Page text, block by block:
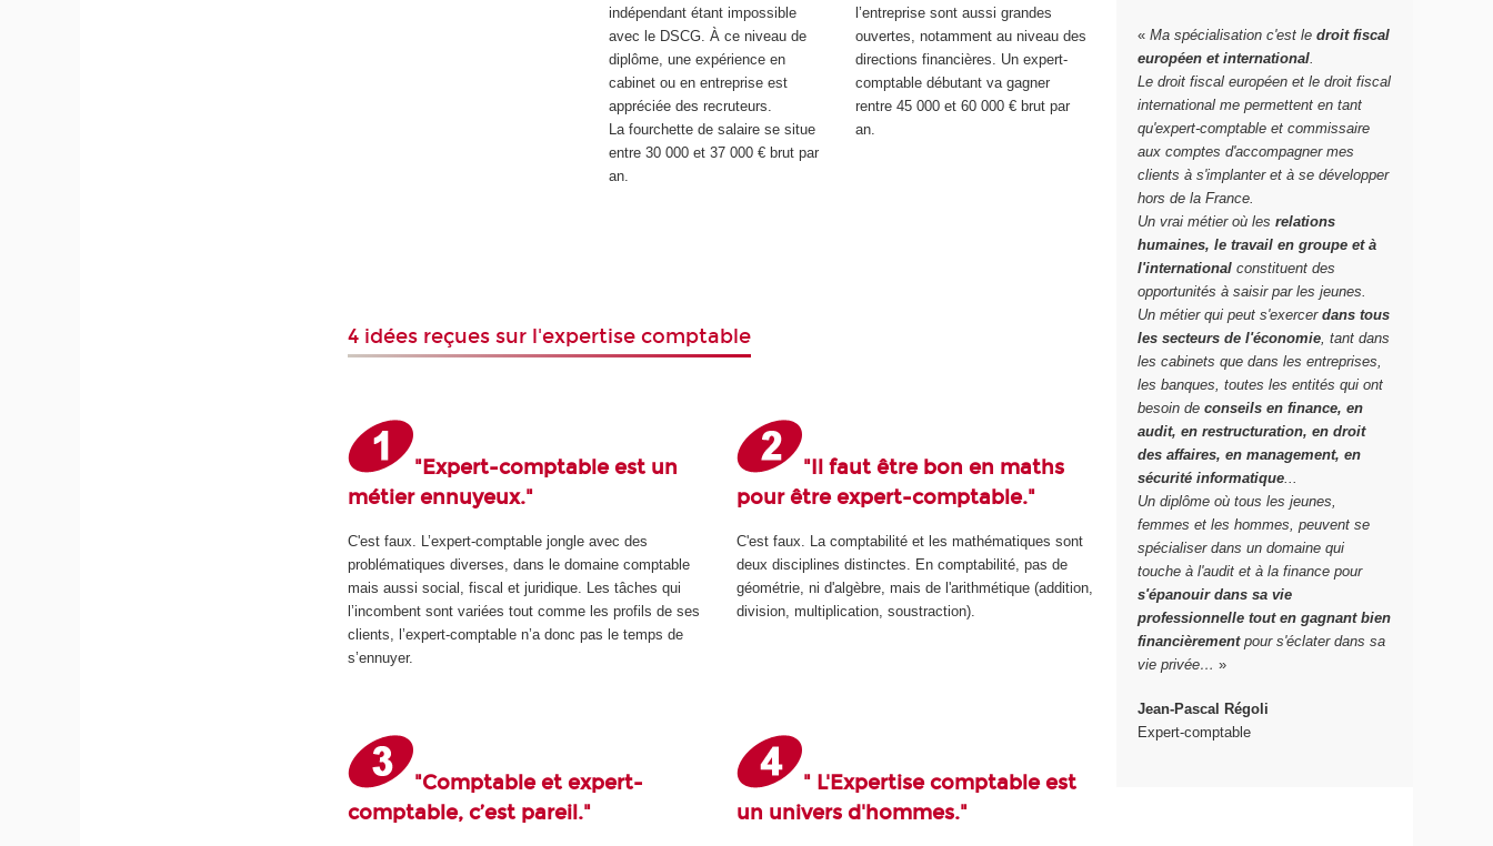
indépendant étant impossible
avec le DSCG. À ce niveau de
diplôme, une expérience en
cabinet ou en entreprise est
appréciée des recruteurs.
La fourchette de salaire se situe
entre 30 000 et 37 000 € brut par
an.
l’entreprise sont aussi grandes
ouvertes, notamment au niveau des
directions financières. Un expert-
comptable débutant va gagner
rentre 45 000 et 60 000 € brut par
an.
4 idées reçues sur l'expertise comptable
"Expert-comptable est un
métier ennuyeux."
C'est faux. L’expert-comptable jongle avec des
problématiques diverses, dans le domaine comptable
mais aussi social, fiscal et juridique. Les tâches qui
l’incombent sont variées tout comme les profils de ses
clients, l’expert-comptable n’a donc pas le temps de
s’ennuyer.
"Il faut être bon en maths
pour être expert-comptable."
C'est faux. La comptabilité et les mathématiques sont
deux disciplines distinctes. En comptabilité, pas de
géométrie, ni d'algèbre, mais de l'arithmétique (addition,
division, multiplication, soustraction).
"Comptable et expert-
comptable, c’est pareil."
" L'Expertise comptable est
un univers d'hommes."
«Ma spécialisation c'est ledroit fiscal
européen et international
Le droit fiscal européen et le droit fiscal
international me permettent en tant
qu'expert-comptable et commissaire
aux comptes d'accompagner mes
clients à s'implanter et à se développer
hors de la France.
Un vrai métier où lesrelations
humaines, le travail en groupe et à
l'international constituent des
opportunités à saisir par les jeunes.
Un métier qui peut s'exercerdans tous
les secteurs de l'économie , tant dans
les cabinets que dans les entreprises,
les banques, toutes les entités qui ont
besoin deconseils en finance, en
audit, en restructuration, en droit
des affaires, en management, en
sécurité informatique
Un diplôme où tous les jeunes,
femmes et les hommes, peuvent se
spécialiser dans un domaine qui
touche à l'audit et à la finance pour
s'épanouir dans sa vie
professionnelle tout en gagnant bien
financièrementpour s'éclater dans sa
vie privée… »
Jean-Pascal Régoli
Expert-comptable